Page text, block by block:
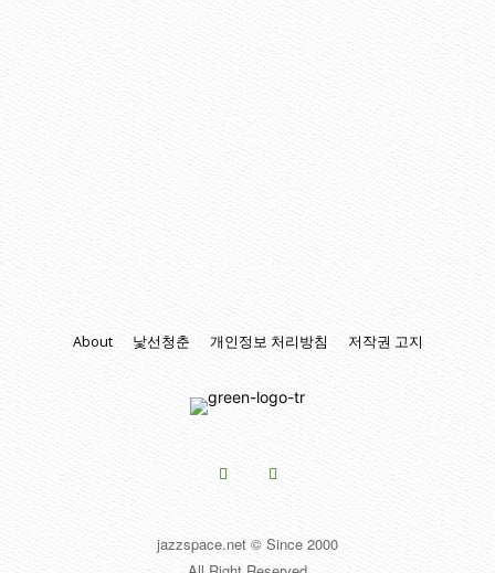
About 낯선청춘 개인정보 처리방침 저작권 고지
jazzspace.net © Since 2000